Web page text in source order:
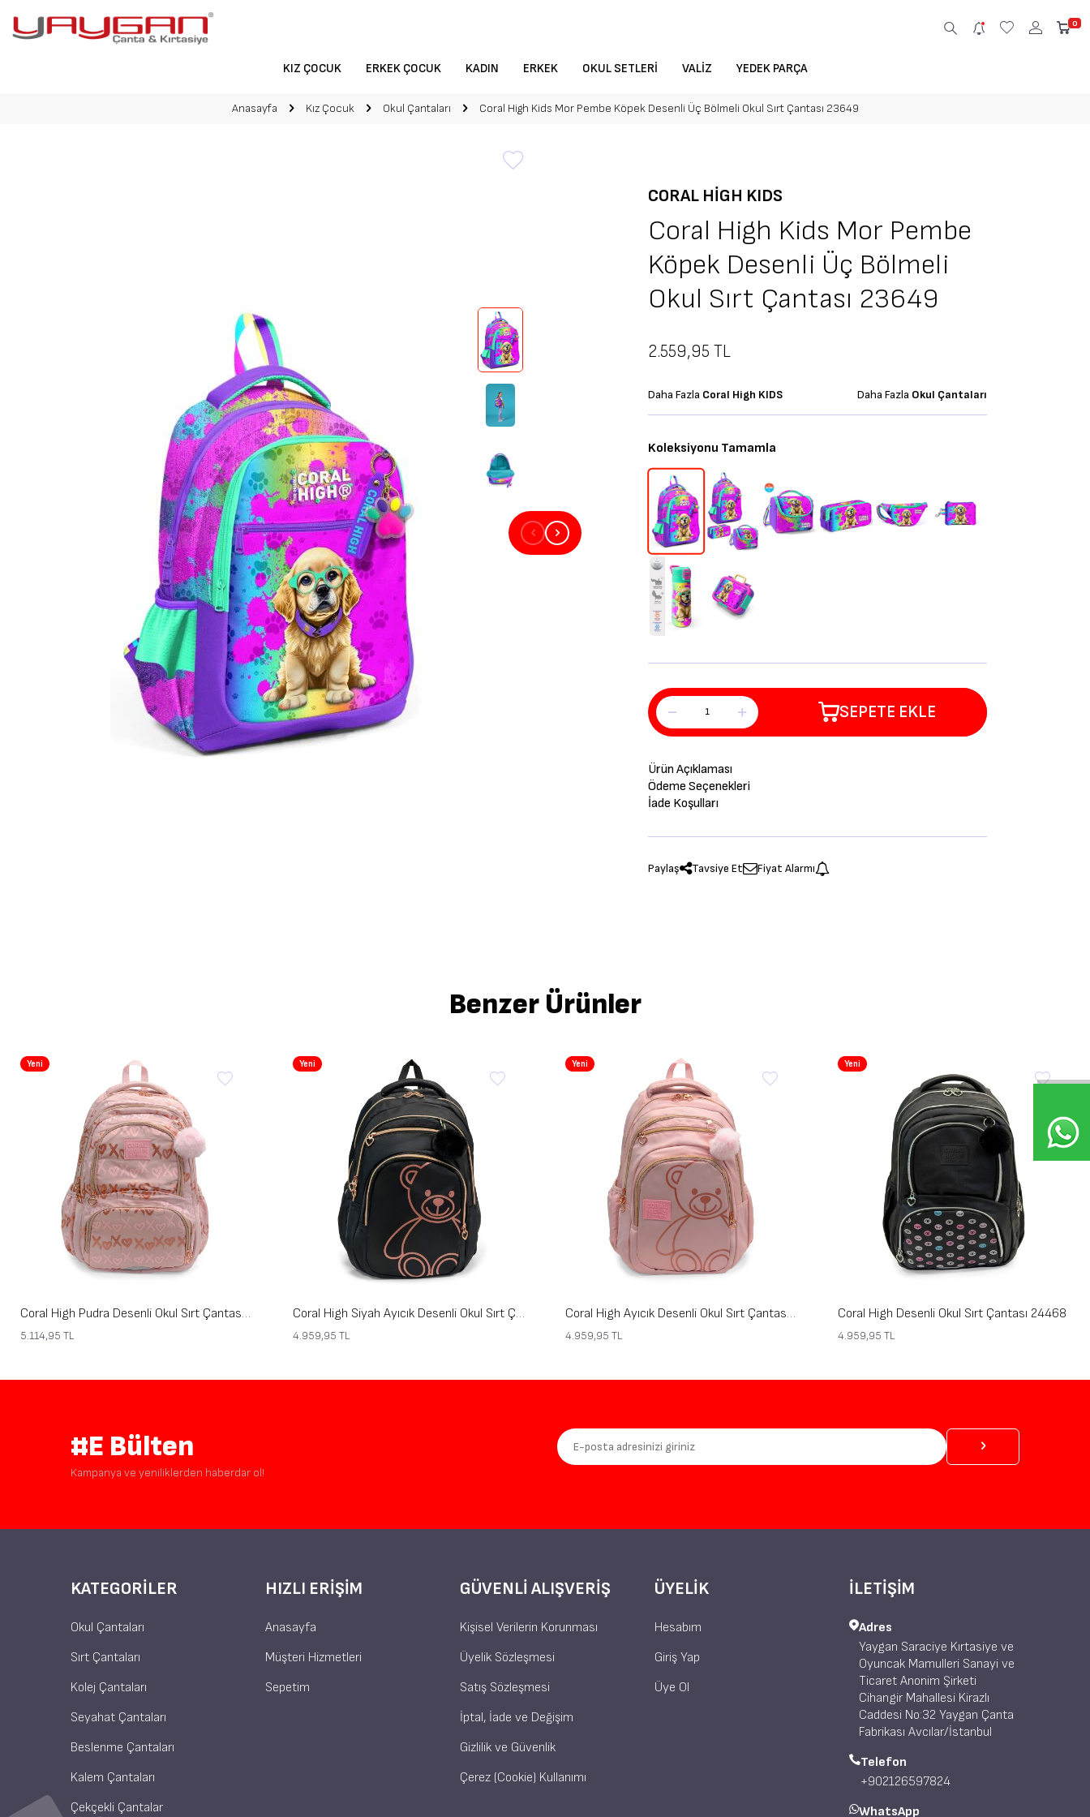
0
KIZ ÇOCUK ERKEK ÇOCUK KADIN ERKEK OKUL SETLERI VALIZ YEDEK PARÇA
Anasayfa Kız Çocuk Okul Çantaları Coral High Kids Mor Pembe Köpek Desenli Üç Bölmeli Okul Sırt Çantası 23649
CORAL HIGH KIDS
Coral High Kids Mor Pembe
Köpek Desenli Üç Bölmeli
Okul Sırt Çantası 23649
2.559,95 TL
Daha Fazla Coral High KIDS Daha Fazla Okul Çantaları
Koleksiyonu Tamamla
SEPETE EKLE
Ürün Açıklaması
Ödeme Seçenekleri
İade Koşulları
Paylaş Tavsiye Et Fiyat Alarmı
Benzer Ürünler
Yeni
Coral High Pudra Desenli Okul Sırt Çantası 24466
5.114,95 TL
Yeni
Coral High Siyah Ayıcık Desenli Okul Sırt Çantası 24463
4.959,95 TL
Yeni
Coral High Ayıcık Desenli Okul Sırt Çantası 24462
4.959,95 TL
Yeni
Coral High Desenli Okul Sırt Çantası 24468
4.959,95 TL
#E Bülten
Kampanya ve yeniliklerden haberdar ol!
KATEGORILER
Okul Çantaları
Sırt Çantaları
Kolej Çantaları
Seyahat Çantaları
Beslenme Çantaları
Kalem Çantaları
Çekçekli Çantalar
HIZLI ERIŞIM
Anasayfa
Müşteri Hizmetleri
Sepetim
GÜVENLI ALIŞVERIŞ
Kişisel Verilerin Korunması
Üyelik Sözleşmesi
Satış Sözleşmesi
İptal, İade ve Değişim
Gizlilik ve Güvenlik
Çerez (Cookie) Kullanımı
ÜYELIK
Hesabım
Giriş Yap
Üye Ol
İLETİŞİM
Adres
Yaygan Saraciye Kırtasiye ve
Oyuncak Mamulleri Sanayi ve
Ticaret Anonim Şirketi
Cihangir Mahallesi Kirazlı
Caddesi No:32 Yaygan Çanta
Fabrikası Avcılar/İstanbul
Telefon
+902126597824
WhatsApp